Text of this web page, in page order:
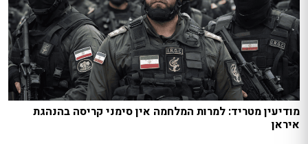
מודיעין מטריד: למרות המלחמה אין סימני קריסה בהנהגת
איראן